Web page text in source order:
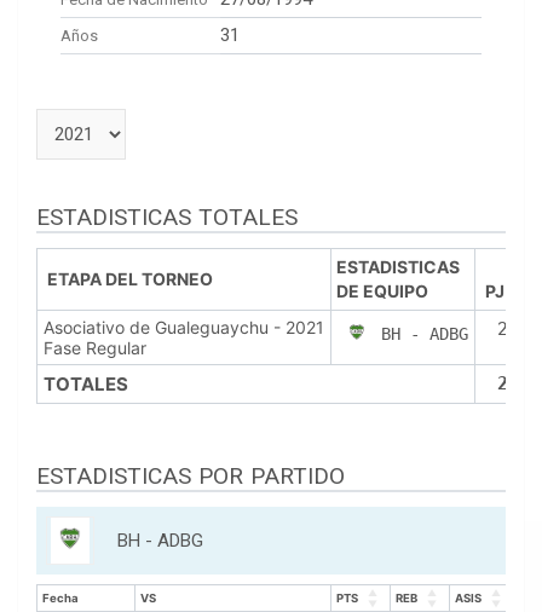
Años 31
ESTADISTICAS TOTALES
ETAPA DEL TORNEO
ESTADISTICAS
DE EQUIPO
PJ
Asociativo de Gualeguaychu - 2021
Fase Regular
BH - ADBG 2
TOTALES 2
ESTADISTICAS POR PARTIDO
BH - ADBG
Fecha VS PTS REB
ASIS